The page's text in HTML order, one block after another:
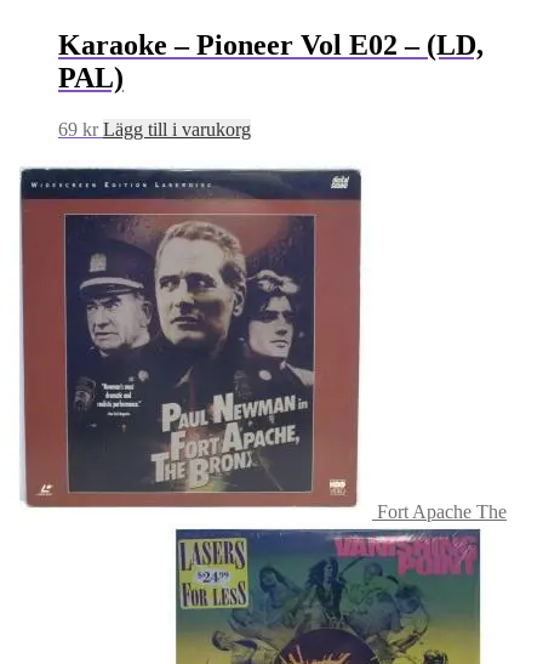
Karaoke – Pioneer Vol E02 – (LD,
PAL)
69 kr Lägg till i varukorg
Fort Apache The